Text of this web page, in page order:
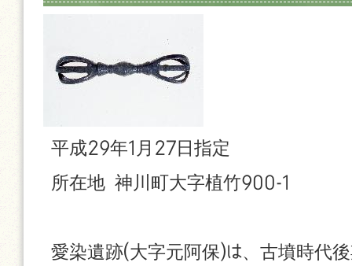
平成29年1月27日指定
所在地 神川町大字植竹900-1
愛染遺跡(大字元阿保)は、古墳時代後